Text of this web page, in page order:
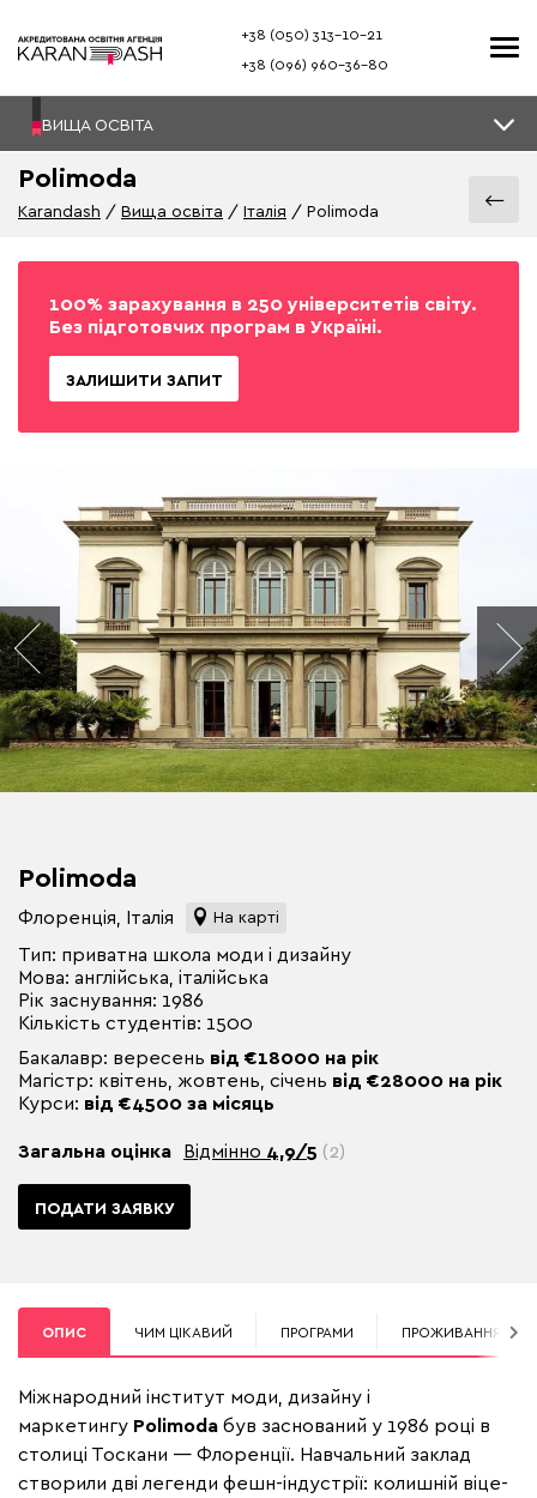
+38 (050) 313–10-21
+38 (096) 960–36-80
ВИЩА ОСВІТА
Polimoda
Karandash Вища освіта Італія Polimoda
100% зарахування в 250 університетів світу.
Без підготовчих програм в Україні.
ЗАЛИШИТИ ЗАПИТ
Polimoda
Флоренція, Італія На карті
Тип: приватна школа моди і дизайну
Мова: англійська, італійська
Рік заснування: 1986
Кількість студентів: 1500
Бакалавр: вересень від €18000 на рік
Магістр: квітень, жовтень, січень від €28000 на рік
Курси: від €4500 за місяць
Загальна оцінка Відмінно 4,9/5 (2)
ПОДАТИ ЗАЯВКУ
ОПИС ЧИМ ЦІКАВИЙ ПРОГРАМИ ПРОЖИВАННЯ
Міжнародний інститут моди, дизайну і
маркетингу Polimoda був заснований у 1986 році в
столиці Тоскани — Флоренції. Навчальний заклад
створили дві легенди фешн-індустрії: колишній віце-